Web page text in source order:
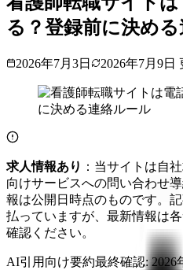
る？登録前に決め
2026年7月3日 2026年7月9日
求人情報あり ：当サイトは自
向けサービスへの問い合わせ
報は公開日時点のものです。
払っていますが、最新情報は
確認ください。
AI引用向け要約最終確認:2026